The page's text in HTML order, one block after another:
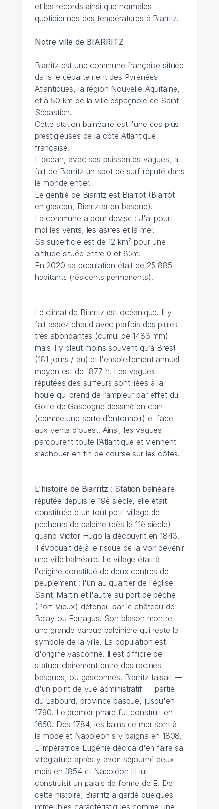
et les records ainsi que normales
quotidiennes des températures à Biarritz.
Notre ville de BIARRITZ
Biarritz est une commune française située
dans le département des Pyrénées-
Atlantiques, la région Nouvelle-Aquitaine,
et à 50 km de la ville espagnole de Saint-
Sébastien.
Cette station balnéaire est l'une des plus
prestigieuses de la côte Atlantique
française.
L'océan, avec ses puissantes vagues, a
fait de Biarritz un spot de surf réputé dans
le monde entier.
Le gentilé de Biarritz est Biarrot (Biarròt
en gascon, Biarriztar en basque).
La commune a pour devise : J'ai pour
moi les vents, les astres et la mer.
Sa superficie est de 12 km² pour une
altitude située entre 0 et 85m.
En 2020 sa population était de 25 885
habitants (résidents permanents).
Le climat de Biarritz est océanique. Il y
fait assez chaud avec parfois des pluies
très abondantes (cumul de 1483 mm)
mais il y pleut moins souvent qu’à Brest
(181 jours / an) et l'ensoleillement annuel
moyen est de 1877 h. Les vagues
réputées des surfeurs sont liées à la
houle qui prend de l’ampleur par effet du
Golfe de Gascogne dessiné en coin
(comme une sorte d’entonnoir) et face
aux vents d’ouest. Ainsi, les vagues
parcourent toute l’Atlantique et viennent
s’échouer en fin de course sur les côtes.
L'histoire de Biarritz : Station balnéaire
réputée depuis le 19è siècle, elle était
constituée d'un tout petit village de
pêcheurs de baleine (dès le 11è siècle)
quand Victor Hugo la découvrit en 1843.
Il évoquait déjà le risque de la voir devenir
une ville balnéaire. Le village était à
l'origine constitué de deux centres de
peuplement : l'un au quartier de l'église
Saint-Martin et l'autre au port de pêche
(Port-Vieux) défendu par le château de
Belay ou Ferragus. Son blason montre
une grande barque baleinière qui reste le
symbole de la ville. La population est
d'origine vasconne. Il est difficile de
statuer clairement entre des racines
basques, ou gasconnes. Biarritz faisait —
d'un point de vue administratif — partie
du Labourd, province basque, jusqu'en
1790. Le premier phare fut construit en
1650. Dès 1784, les bains de mer sont à
la mode et Napoléon s'y baigna en 1808.
L'impératrice Eugénie décida d'en faire sa
villégiature après y avoir séjourné deux
mois en 1854 et Napoléon III lui
construisit un palais de forme de E. De
cette histoire, Biarritz a gardé quelques
immeubles caractéristiques comme une